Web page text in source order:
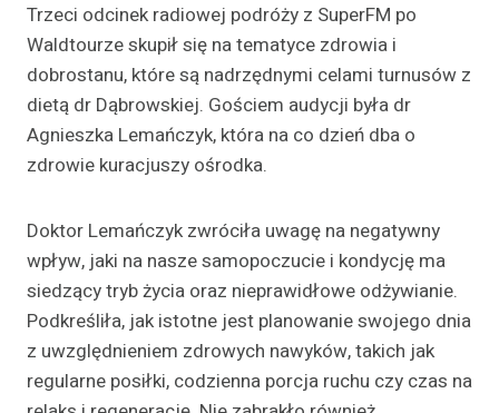
Trzeci odcinek radiowej podróży z SuperFM po
Waldtourze skupił się na tematyce zdrowia i
dobrostanu, które są nadrzędnymi celami turnusów z
dietą dr Dąbrowskiej. Gościem audycji była dr
Agnieszka Lemańczyk, która na co dzień dba o
zdrowie kuracjuszy ośrodka.
Doktor Lemańczyk zwróciła uwagę na negatywny
wpływ, jaki na nasze samopoczucie i kondycję ma
siedzący tryb życia oraz nieprawidłowe odżywianie.
Podkreśliła, jak istotne jest planowanie swojego dnia
z uwzględnieniem zdrowych nawyków, takich jak
regularne posiłki, codzienna porcja ruchu czy czas na